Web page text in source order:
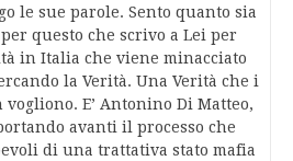
le sue parole. Sento quanto sia
questo che scrivo a Lei per
in Italia che viene minacciato
la Verità. Una Verità che i
E’ Antonino Di Matteo,
avanti il processo che
di una trattativa stato mafia